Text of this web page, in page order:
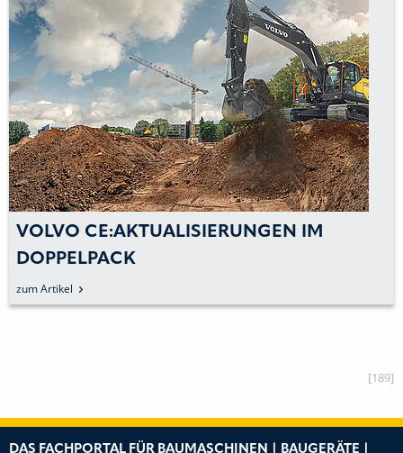
VOLVO CE:AKTUALISIERUNGEN IM
DOPPELPACK
zum Artikel
[189]
DAS FACHPORTAL FÜR BAUMASCHINEN | BAUGERÄTE |